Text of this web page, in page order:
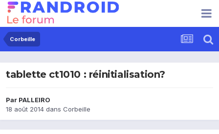
Corbeille
tablette ct1010 : réinitialisation?
Par PALLEIRO
18 août 2014 dans Corbeille